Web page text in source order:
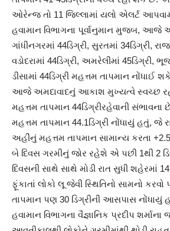
ઓરેન્જ તો 11 જિલ્લામાં યલો એલર્ટ
હવામાન વિભાગના પૂર્વાનુમાન મુજબ, આજે
ગાંધીનગરમાં 44ડિગ્રી, સુરતમાં 34ડિગ્રી,
વડોદરામાં 44ડિગ્રી, અમરેલીમાં 45ડિગ્રી,
ડીસામાં 44ડિગ્રી મહત્તમ તાપમાન નોંધાઈ
આજે અમદાવાદનું આકાશ મુખ્યત્વે સ્વચ્છ
મહત્તમ તાપમાન 44ડિગ્રીરહેવાની
મહત્તમ તાપમાન 44.1ડિગ્રી નોંધાયું હતું, જે
અહીંનું મહત્તમ તાપમાન સામાન્ય કરતા
બે દિવસ ગરમીનું જોર રહેશે એ પછી 1થી 2
દિવસની સાથે સાથે મોડી રાત સુધી શહેરમાં
ફૂંકાતાં લોકો લૂ જેવી સ્થિતિનો સામનો કરવો
તાપમાન પણ 30 ડિગ્રીની આસપાસ નોંધાયું
હવામાન વિભાગના વૈજ્ઞાનિક પ્રદીપ